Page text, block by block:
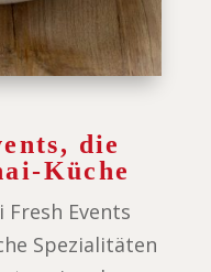
die
Küche
Fresh Events
Spezialitäten